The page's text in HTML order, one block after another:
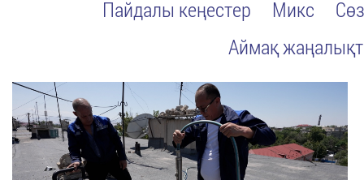
Пайдалы кеңестер Микс
Аймақ